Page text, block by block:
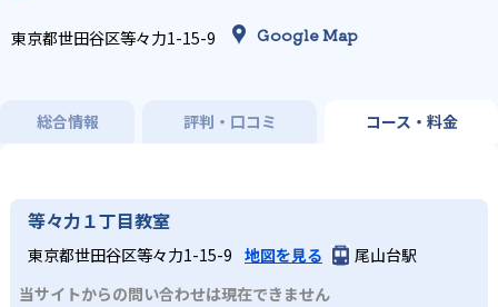
東京都世田谷区等々力1-15-9 Google Map
総合情報 評判・口コミ コース・料金
等々力１丁目教室
東京都世田谷区等々力1-15-9 地図を見る
尾山台駅
当サイトからの問い合わせは現在できません